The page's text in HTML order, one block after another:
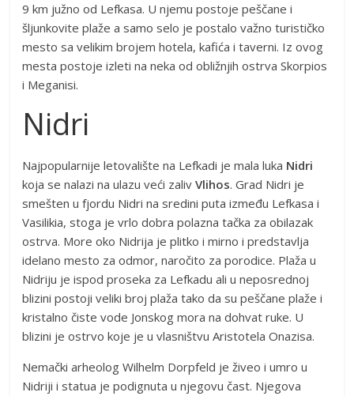
9 km južno od Lefkasa. U njemu postoje peščane i
šljunkovite plaže a samo selo je postalo važno turističko
mesto sa velikim brojem hotela, kafića i taverni. Iz ovog
mesta postoje izleti na neka od obližnjih ostrva Skorpios
i Meganisi.
Nidri
Najpopularnije letovalište na Lefkadi je mala luka Nidri
koja se nalazi na ulazu veći zalivVlihos. Grad Nidri je
smešten u fjordu Nidri na sredini puta između Lefkasa i
Vasilikia, stoga je vrlo dobra polazna tačka za obilazak
ostrva. More oko Nidrija je plitko i mirno i predstavlja
idelano mesto za odmor, naročito za porodice. Plaža u
Nidriju je ispod proseka za Lefkadu ali u neposrednoj
blizini postoji veliki broj plaža tako da su peščane plaže i
kristalno čiste vode Jonskog mora na dohvat ruke. U
blizini je ostrvo koje je u vlasništvu Aristotela Onazisa.
Nemački arheolog Wilhelm Dorpfeld je živeo i umro u
Nidriji i statua je podignuta u njegovu čast. Njegova